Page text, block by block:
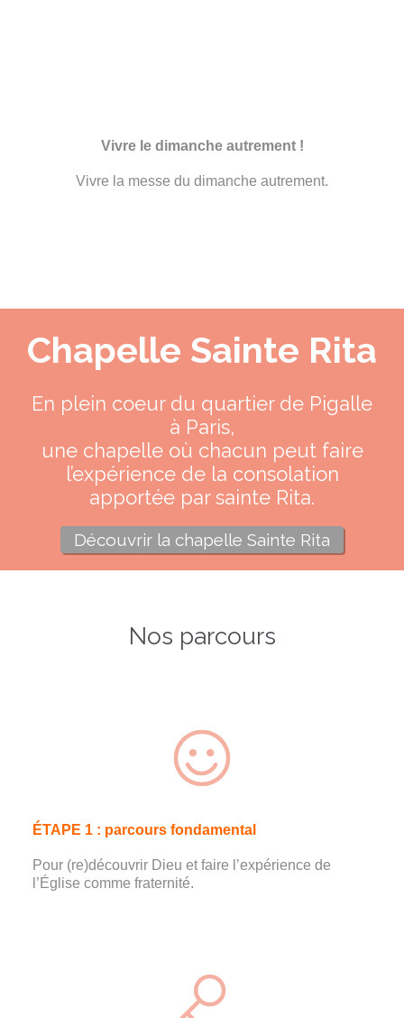
Vivre le dimanche autrement !
Vivre la messe du dimanche autrement.
Chapelle Sainte Rita
En plein coeur du quartier de Pigalle
à Paris,
une chapelle où chacun peut faire
l’expérience de la consolation
apportée par sainte Rita.
Découvrir la chapelle Sainte Rita
Nos parcours

ÉTAPE 1 : parcours fondamental
Pour (re)découvrir Dieu et faire l’expérience de
l’Église comme fraternité.
